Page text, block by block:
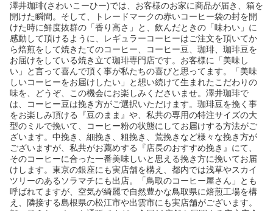
澤井珈琲(さわいこーひー)では、お客様のお家に商品が届き、箱を
開けた瞬間。そして、トレードマークの赤いコーヒー袋の封を開
けた時に鮮度抜群の「香り高さ」と、飲んだときの「味わい」に
感動して頂けるように、レギュラーコーヒーはご注文を頂いてか
ら焙煎をして焼きたてのコーヒー、コーヒー豆、珈琲、珈琲豆を
お届けをしている焼き立て珈琲専門店です。お客様に「美味し
い」と言って喜んで頂く事が私たちの喜びと思ってます。「美味
しいコーヒーをお届けしたい」と想い続けて生まれたこだわりの
味を、どうぞ、この機会にお楽しみくださいませ。澤井珈琲で
は、コーヒー豆は挽き方がご選択いただけます。珈琲豆を挽く事
をお楽しみ頂ける『豆のまま』や、私共の専用の特注サイズの大
型のミルで挽いて、コーヒー粉の状態にしてお届けする方法がご
ざいます。中挽き、細挽き、粗挽き、荒挽きなど様々な挽き方が
ございますが、私共がお薦めする『店長のおすすめ挽き』にて、
そのコーヒーに合った一番美味しいと思える挽き方に挽いてお届
けします。東京の銀座にも実店舗を構え、都内では浅草やスカイ
ツリーのあるソラマチにも出店。「鳥取のコーヒー屋さん」とも
呼ばれてますが、空気が綺麗で自然豊かな鳥取県に焙煎工場を構
え、隣接する島根県の松江市や出雲市にも実店舗がございます。